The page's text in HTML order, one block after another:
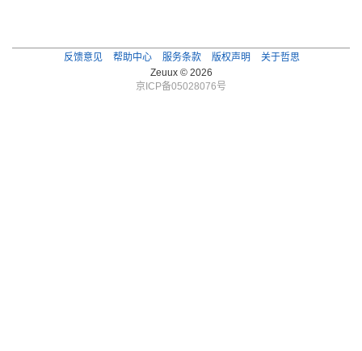
反馈意见 帮助中心 服务条款 版权声明
关于哲思
Zeuux © 2026
京ICP备05028076号